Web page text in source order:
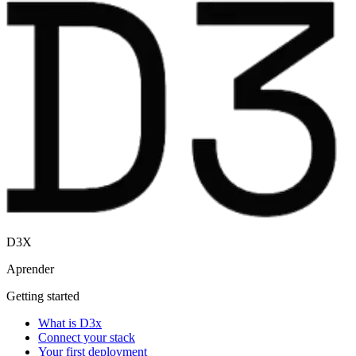
D3X
Aprender
Getting started
What is D3x
Connect your stack
Your first deployment